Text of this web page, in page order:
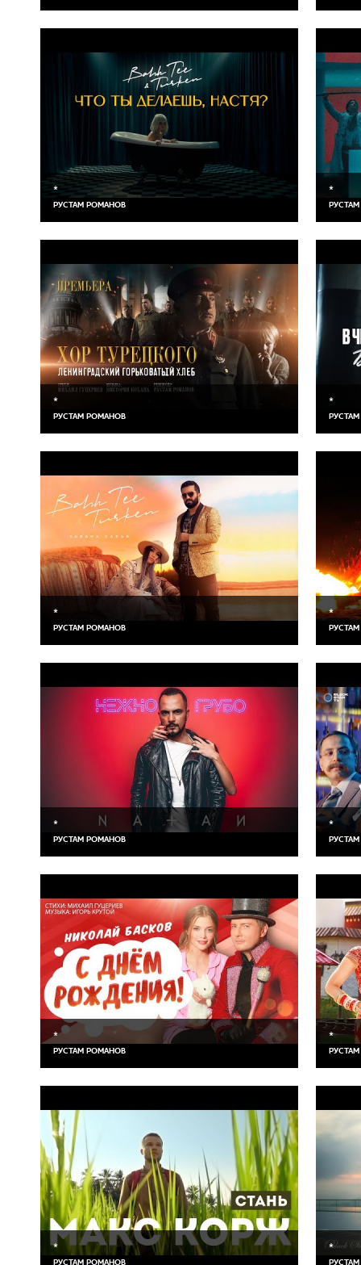
*
РУСТАМ РОМАНОВ
*
*
РУСТАМ РОМАНОВ
*
*
РУСТАМ РОМАНОВ
*
*
РУСТАМ РОМАНОВ
*
*
РУСТАМ РОМАНОВ
*
*
РУСТАМ РОМАНОВ
*